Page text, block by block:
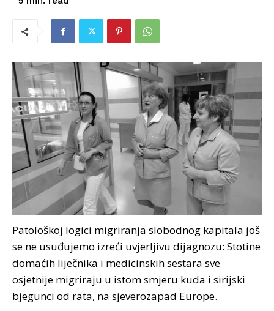
Patološkoj logici migriranja slobodnog kapitala još
se ne usuđujemo izreći uvjerljivu dijagnozu: Stotine
domaćih liječnika i medicinskih sestara sve
osjetnije migriraju u istom smjeru kuda i sirijski
bjegunci od rata, na sjeverozapad Europe.